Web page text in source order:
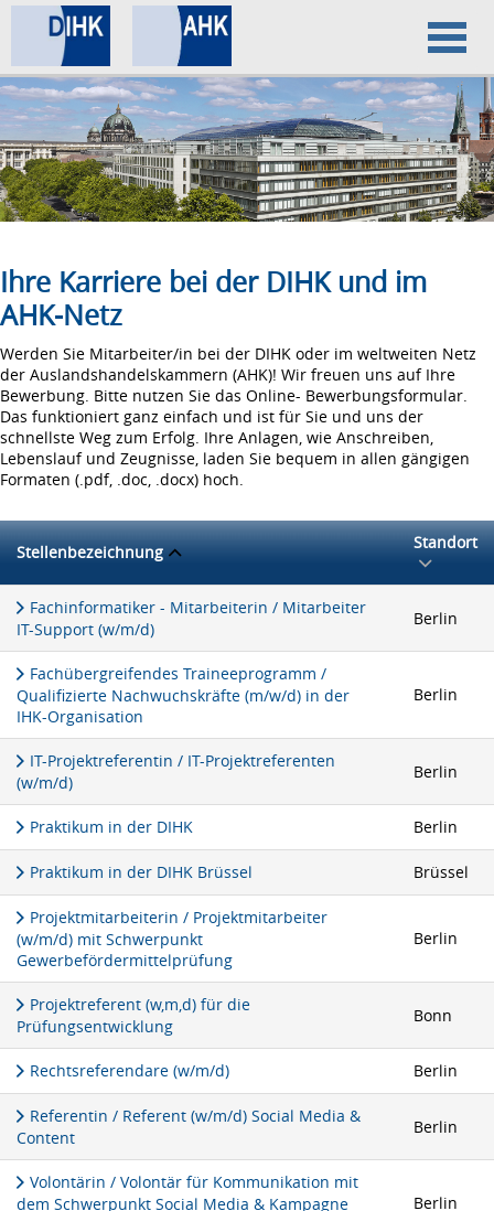
Home
Datenschutz
Impressum
Ihre Karriere bei der DIHK und im
AHK-Netz
Werden Sie Mitarbeiter/in bei der DIHK oder im weltweiten Netz
der Auslandshandelskammern (AHK)! Wir freuen uns auf Ihre
Bewerbung. Bitte nutzen Sie das Online- Bewerbungsformular.
Das funktioniert ganz einfach und ist für Sie und uns der
schnellste Weg zum Erfolg. Ihre Anlagen, wie Anschreiben,
Lebenslauf und Zeugnisse, laden Sie bequem in allen gängigen
Formaten (.pdf, .doc, .docx) hoch.
Stellenbezeichnung Standort
Fachinformatiker - Mitarbeiterin / Mitarbeiter
IT-Support (w/m/d)
Berlin
Fachübergreifendes Traineeprogramm /
Qualifizierte Nachwuchskräfte (m/w/d) in der
IHK-Organisation
Berlin
IT-Projektreferentin / IT-Projektreferenten
(w/m/d)
Berlin
Praktikum in der DIHK Berlin
Praktikum in der DIHK Brüssel Brüssel
Projektmitarbeiterin / Projektmitarbeiter
(w/m/d) mit Schwerpunkt
Gewerbefördermittelprüfung
Berlin
Projektreferent (w,m,d) für die
Prüfungsentwicklung
Bonn
Rechtsreferendare (w/m/d) Berlin
Referentin / Referent (w/m/d) Social Media &
Content
Berlin
Volontärin / Volontär für Kommunikation mit
dem Schwerpunkt Social Media & Kampagne
Berlin